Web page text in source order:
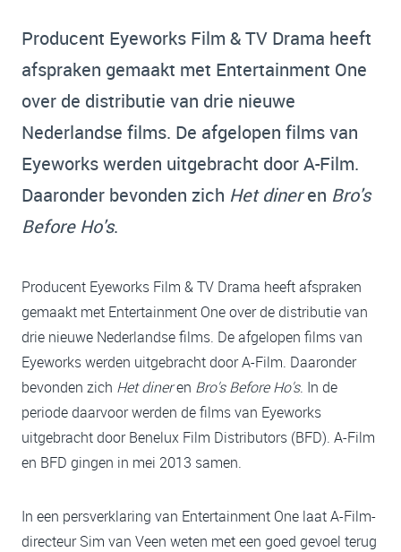
Producent Eyeworks Film & TV Drama heeft
afspraken gemaakt met Entertainment One
over de distributie van drie nieuwe
Nederlandse films. De afgelopen films van
Eyeworks werden uitgebracht door A-Film.
Daaronder bevonden zich Het dineren Bro's
Before Ho's.
Producent Eyeworks Film & TV Drama heeft afspraken
gemaakt met Entertainment One over de distributie van
drie nieuwe Nederlandse films. De afgelopen films van
Eyeworks werden uitgebracht door A-Film. Daaronder
bevonden zich Het dineren Bro's Before Ho's. In de
periode daarvoor werden de films van Eyeworks
uitgebracht door Benelux Film Distributors (BFD). A-Film
en BFD gingen in mei 2013 samen.
In een persverklaring van Entertainment One laat A-Film-
directeur Sim van Veen weten met een goed gevoel terug